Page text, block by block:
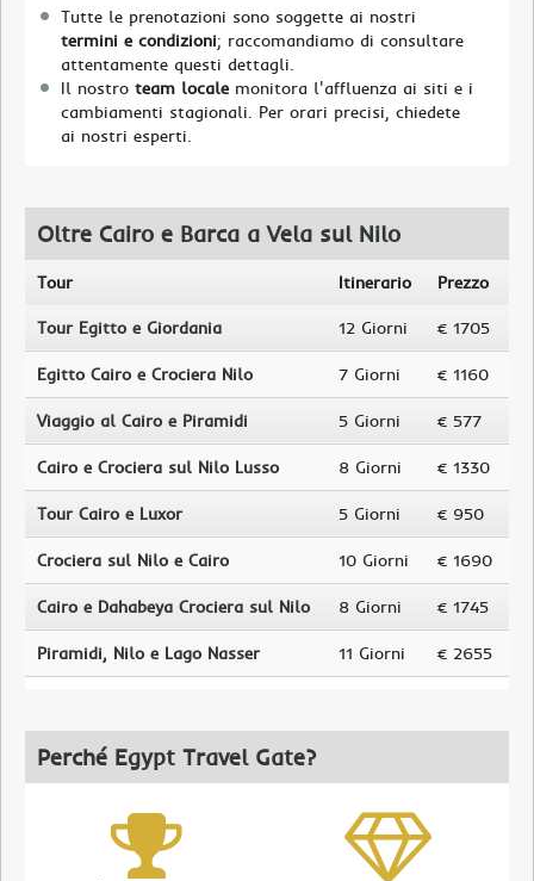
Tutte le prenotazioni sono soggette ai nostri
termini e condizioni; raccomandiamo di consultare
attentamente questi dettagli.
Il nostro team localemonitora l'affluenza ai siti e i
cambiamenti stagionali. Per orari precisi, chiedete
ai nostri esperti.
Oltre Cairo e Barca a Vela sul Nilo
Tour Itinerario Prezzo
Tour Egitto e Giordania 12 Giorni € 1705
Egitto Cairo e Crociera Nilo 7 Giorni € 1160
Viaggio al Cairo e Piramidi 5 Giorni € 577
Cairo e Crociera sul Nilo Lusso 8 Giorni € 1330
Tour Cairo e Luxor 5 Giorni € 950
Crociera sul Nilo e Cairo 10 Giorni € 1690
Cairo e Dahabeya Crociera sul Nilo 8 Giorni € 1745
Piramidi, Nilo e Lago Nasser 11 Giorni € 2655
Perché Egypt Travel Gate?